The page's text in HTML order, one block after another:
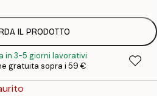
IL PRODOTTO
in 3-5 giorni lavorativi
gratuita sopra i 59 €